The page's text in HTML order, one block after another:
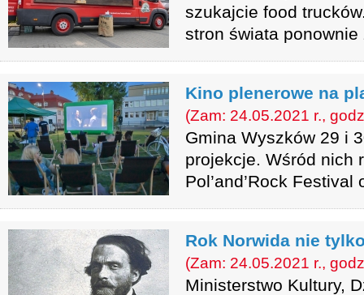
szukajcie food
stron świata
Kino plenerowe na
(Zam: 24.05.2021 r.,
Gmina Wyszków 29 i
projekcje. Wśród nich
Pol’and’Rock
Rok Norwida nie
(Zam: 24.05.2021 r.,
Ministerstwo Kultury,